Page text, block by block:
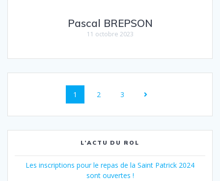
Pascal BREPSON
11 octobre 2023
Navigation
sein
articles
Page
1 Page
2 Page
3
L’ACTU DU ROL
Les inscriptions pour le repas de la Saint Patrick 2024
sont ouvertes !